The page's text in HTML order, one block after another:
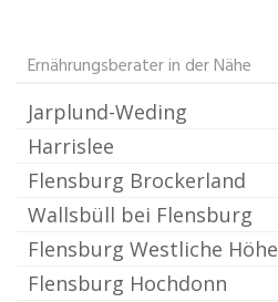
Ernährungsberater in der Nähe
Jarplund-Weding
Harrislee
Flensburg Brockerland
Wallsbüll bei Flensburg
Flensburg Westliche Höhe
Flensburg Hochdonn